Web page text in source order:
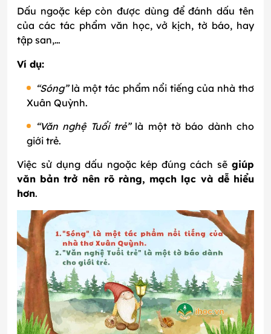
Dấu ngoặc kép còn được dùng để đánh dấu tên
của các tác phẩm văn học, vở kịch, tờ báo, hay
tập san,…
Ví dụ:
“Sóng” là một tác phẩm nổi tiếng của nhà thơ
Xuân Quỳnh.
“Văn nghệ Tuổi trẻ” là một tờ báo dành cho
giới trẻ.
Việc sử dụng dấu ngoặc kép đúng cách sẽ giúp
văn bản trở nên rõ ràng, mạch lạc và dễ hiểu
hơn.